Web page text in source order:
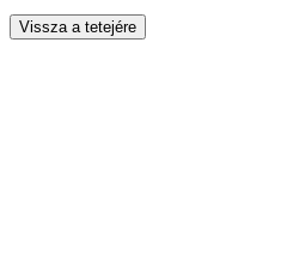
Vissza a tetejére